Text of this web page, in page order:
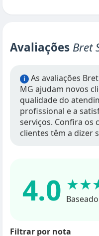
Avaliações Bret
i
As avaliações
MG ajudam novos
qualidade do
profissional e a
serviços. Confira os
clientes têm a dizer
4.0
Filtrar por nota